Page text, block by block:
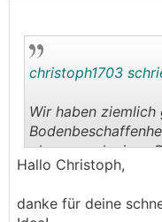
christoph1703
Wir haben
planen auch einen
die Slinkies vertikal
Das wäre vielleicht
Hallo Christoph,
danke für deine